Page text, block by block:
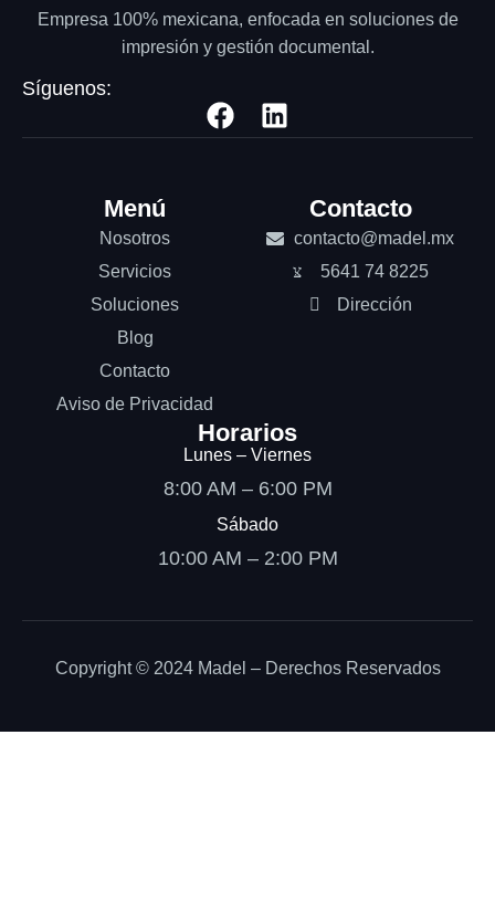
Empresa 100% mexicana, enfocada en soluciones de
impresión y gestión documental.
Síguenos:
Menú
Nosotros
Servicios
Soluciones
Blog
Contacto
Aviso de Privacidad
Contacto
contacto@madel.mx
5641 74 8225
Dirección
Horarios
Lunes – Viernes
8:00 AM – 6:00 PM
Sábado
10:00 AM – 2:00 PM
Copyright © 2024 Madel – Derechos Reservados